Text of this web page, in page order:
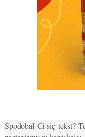
Spodobał Ci się tekst?